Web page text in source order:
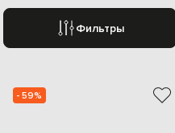
Фильтры
- 59%